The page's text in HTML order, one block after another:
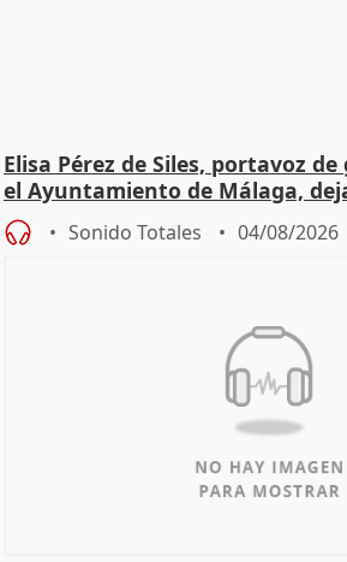
Elisa Pérez de Siles, portavoz
el Ayuntamiento de Málaga,
Sonido Totales 04/08/2026